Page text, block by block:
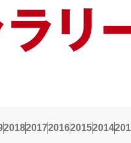
リ
20182017201620152014